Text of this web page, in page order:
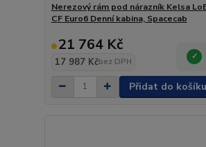
Nerezový rám pod nárazník Kelsa
CF Euro6 Denní kabina, Spacecab
21 764 Kč
17 987 Kčbez DPH
Přidat do košíku